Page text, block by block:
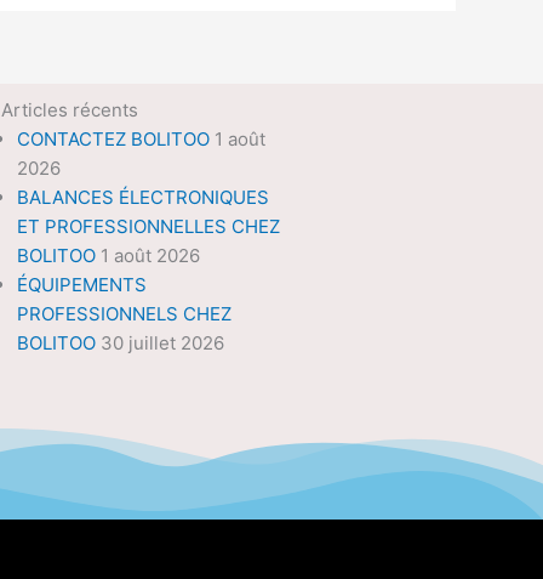
récents
CONTACTEZ BOLITOO 1 août
2026
BALANCES ÉLECTRONIQUES
ET PROFESSIONNELLES CHEZ
BOLITOO 1 août 2026
ÉQUIPEMENTS
PROFESSIONNELS CHEZ
BOLITOO 30 juillet 2026